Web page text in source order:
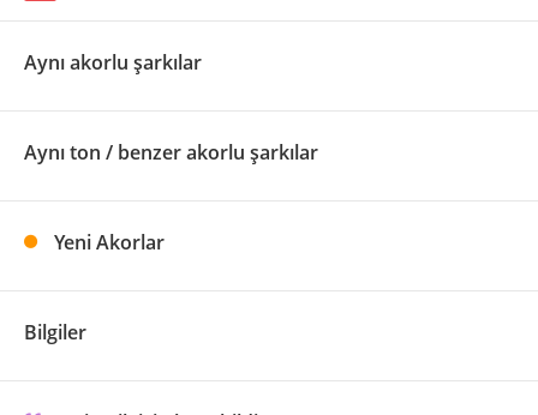
Aynı akorlu şarkılar
Aynı ton / benzer akorlu şarkılar
Yeni Akorlar
Bilgiler